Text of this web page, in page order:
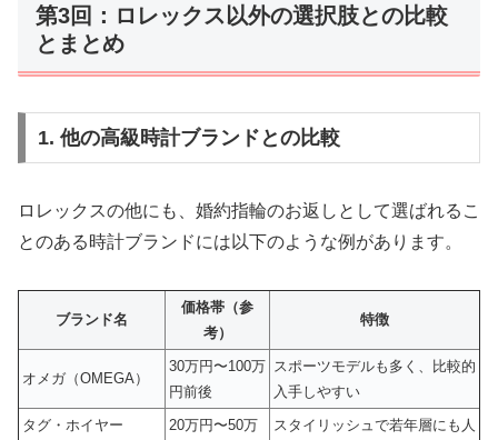
第3回：ロレックス以外の選択肢との比較
とまとめ
1. 他の高級時計ブランドとの比較
ロレックスの他にも、婚約指輪のお返しとして選ばれるこ
とのある時計ブランドには以下のような例があります。
ブランド名
価格帯（参
考）
特徴
オメガ（OMEGA）
30万円〜100万
円前後
スポーツモデルも多く、比較的
入手しやすい
タグ・ホイヤー
20万円〜50万
スタイリッシュで若年層にも人